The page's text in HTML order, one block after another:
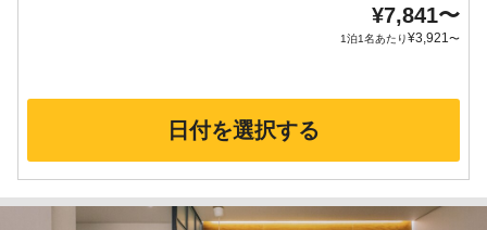
¥7,841〜
1泊1名あたり¥3,921〜
日付を選択する